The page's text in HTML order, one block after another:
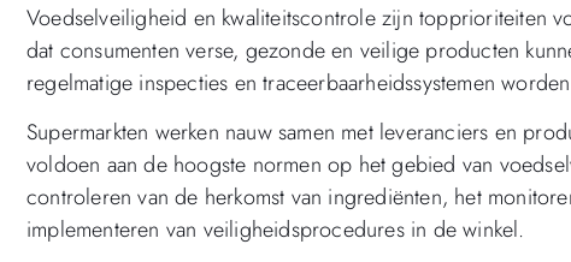
Voedselveiligheid en kwaliteitscontrole zijn topprioriteiten
dat consumenten verse, gezonde en veilige producten
regelmatige inspecties en traceerbaarheidssystemen
Supermarkten werken nauw samen met leveranciers en
voldoen aan de hoogste normen op het gebied van
controleren van de herkomst van ingrediënten, het
implementeren van veiligheidsprocedures in de winkel.